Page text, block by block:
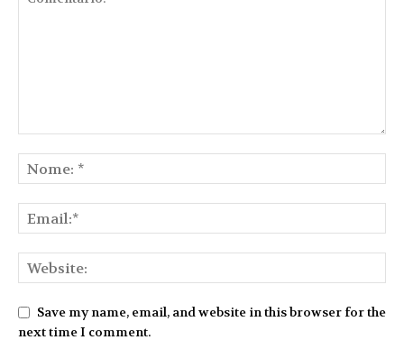
Save my name, email, and website in this browser for the
next time I comment.